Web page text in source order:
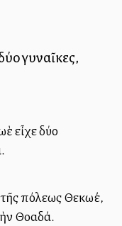
γυναῖκες,
εἶχε δύο
πόλεως Θεκωέ,
Θοαδά.